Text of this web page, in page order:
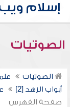
الصوتيات
الصوتيات
أبواب الزهد [2]
صفحة الفهرس